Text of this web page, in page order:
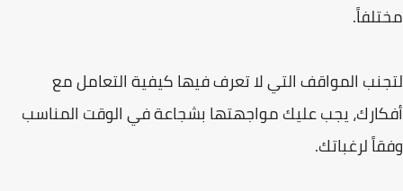
مختلفاً.
لتجنب المواقف التي لا تعرف فیھا كیفیة التعامل مع
أفكارك، یجب علیك مواجھتھا بشجاعة في الوقت المناسب
وفقاً لرغباتك.